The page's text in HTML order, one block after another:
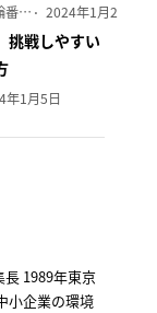
吉田 広子（オルタナ輪番編集長） 2024年1月29日
挑戦しやすい
年1月5日
1989年東京
小企業の環境